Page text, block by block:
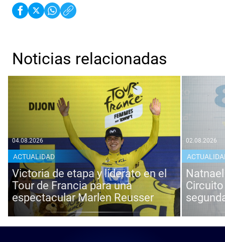
Noticias relacionadas
04.08.2026
ACTUALIDAD
Victoria de etapa y liderato en el
Tour de Francia para una
espectacular Marlen Reusser
02.08.2026